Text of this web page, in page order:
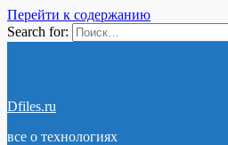
Перейти к содержанию
Search for:
Dfiles.ru
все о технологиях